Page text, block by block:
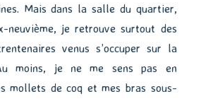
Mais dans la salle du quartier,
neuvième, je retrouve surtout des
venus s’occuper sur la
moins, je ne me sens pas en
mollets de coq et mes bras sous-